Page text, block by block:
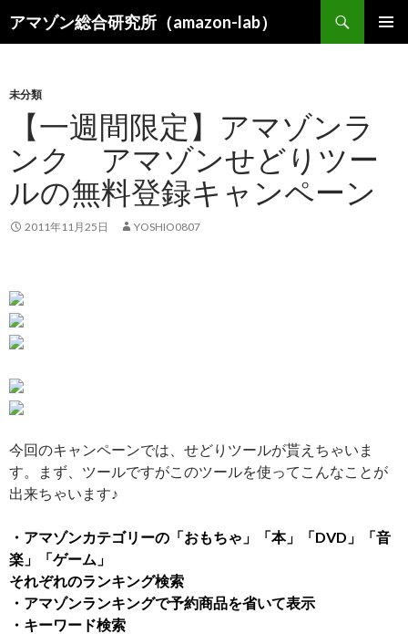
アマゾン総合研究所（amazon-lab）
索
ン
ス
キ
ッ
プ
未分類
【一週間限定】アマゾンラ
ンク アマゾンせどりツー
ルの無料登録キャンペーン
2011年11月25日 YOSHIO0807
今回のキャンペーンでは、せどりツールが貰えちゃいま
す。まず、ツールですがこのツールを使ってこんなことが
出来ちゃいます♪
・アマゾンカテゴリーの「おもちゃ」「本」「DVD」「音
楽」「ゲーム」
それぞれのランキング検索
・アマゾンランキングで予約商品を省いて表示
・キーワード検索